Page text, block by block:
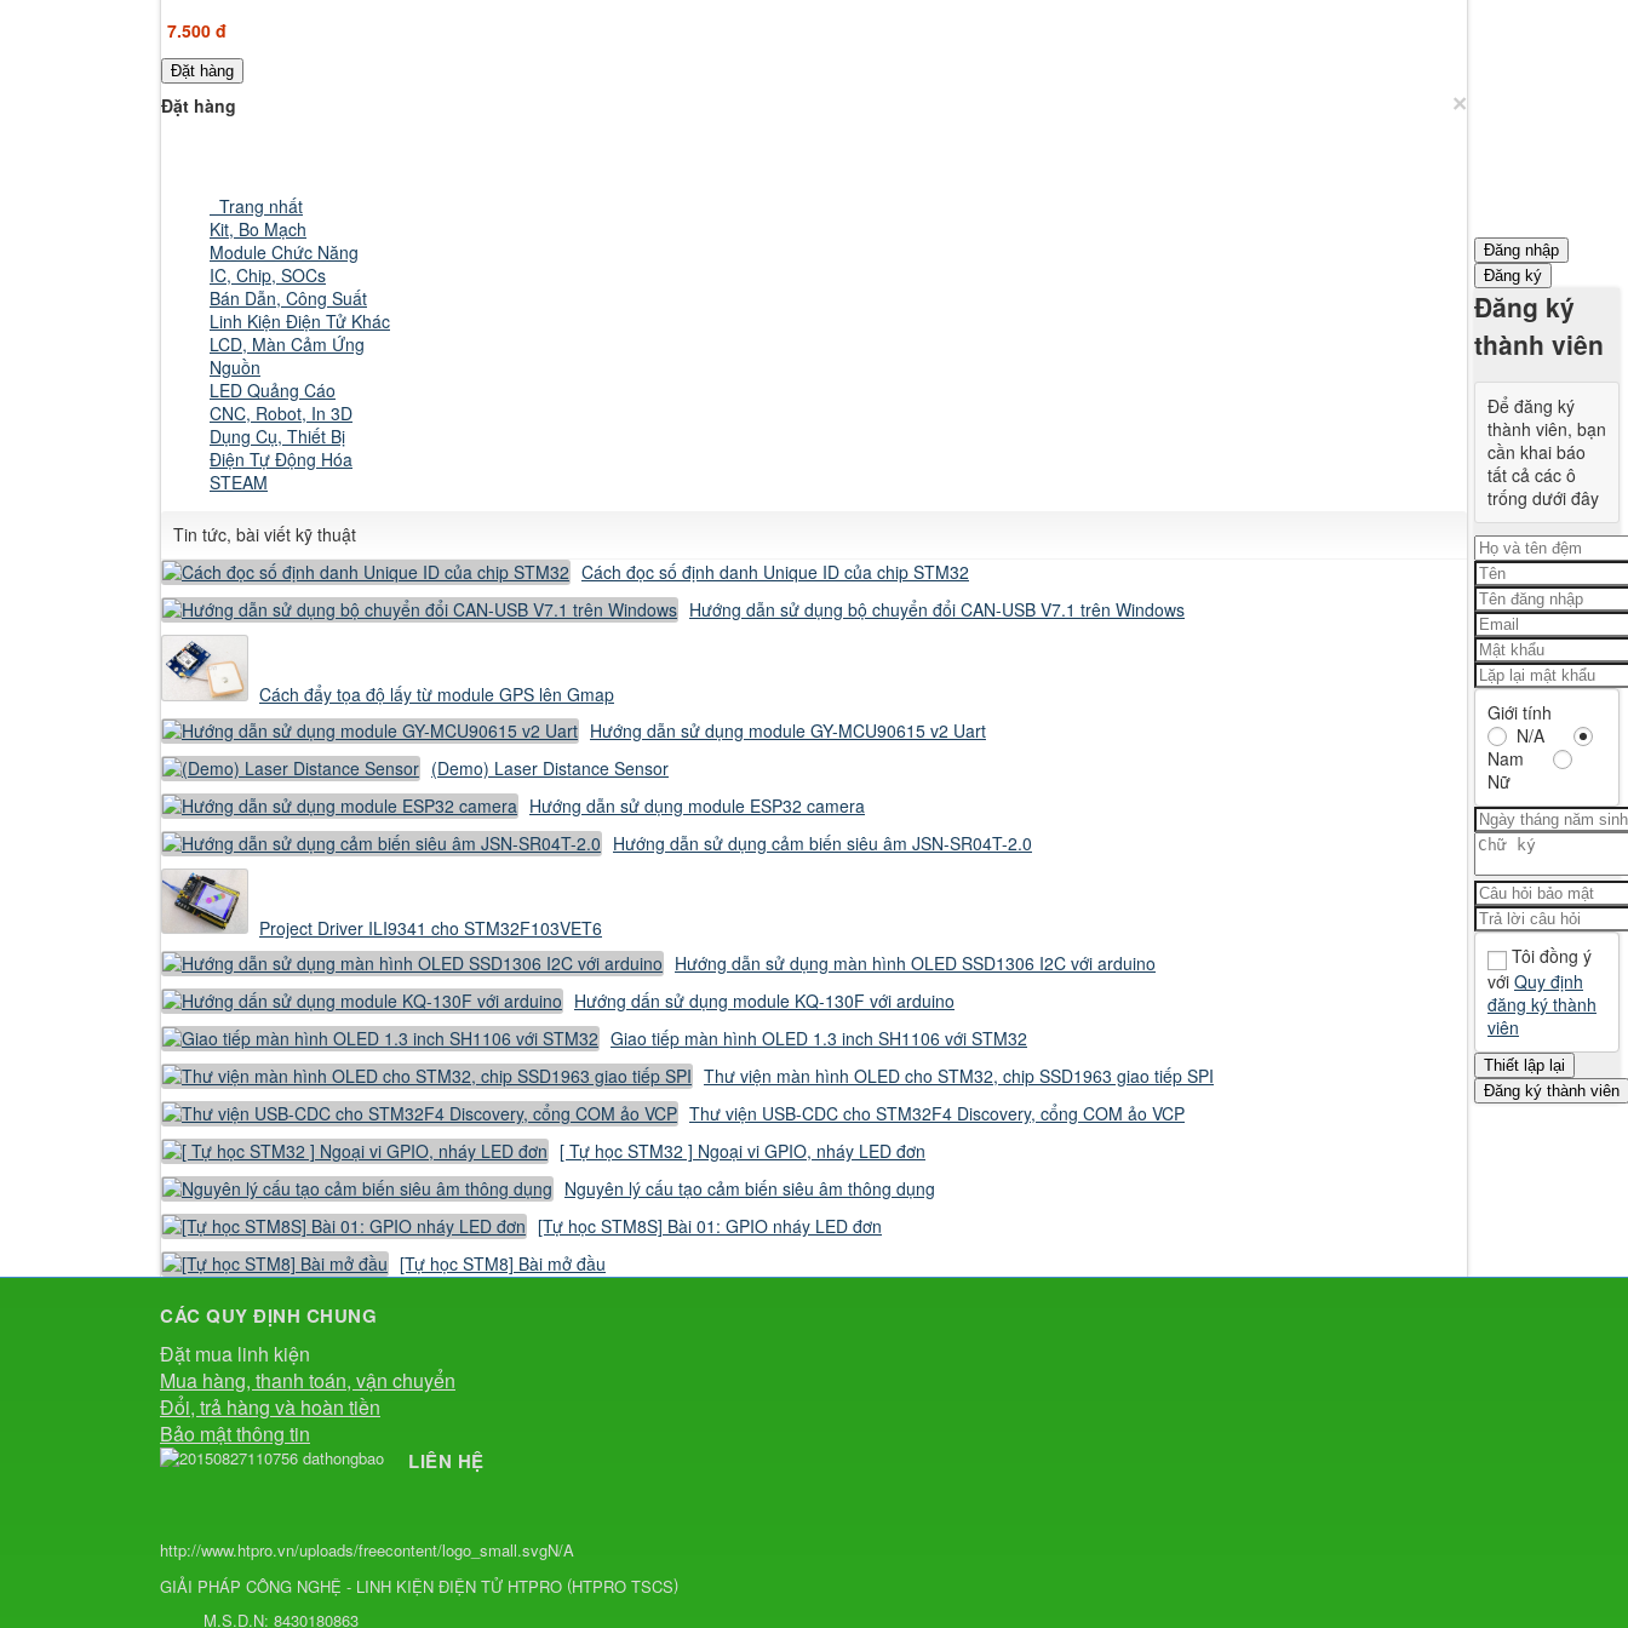
7.500 đ
Đặt hàng
×
Đặt hàng
Trang nhất
Kit, Bo Mạch
Module Chức Năng
IC, Chip, SOCs
Bán Dẫn, Công Suất
Linh Kiện Điện Tử Khác
LCD, Màn Cảm Ứng
Nguồn
LED Quảng Cáo
CNC, Robot, In 3D
Dụng Cụ, Thiết Bị
Điện Tự Động Hóa
STEAM
Tin tức, bài viết kỹ thuật
Cách đọc số định danh Unique ID của chip STM32
Hướng dẫn sử dụng bộ chuyển đổi CAN-USB V7.1 trên Windows
Cách đẩy tọa độ lấy từ module GPS lên Gmap
Hướng dẫn sử dụng module GY-MCU90615 v2 Uart
(Demo) Laser Distance Sensor
Hướng dẫn sử dụng module ESP32 camera
Hướng dẫn sử dụng cảm biến siêu âm JSN-SR04T-2.0
Project Driver ILI9341 cho STM32F103VET6
Hướng dẫn sử dụng màn hình OLED SSD1306 I2C với arduino
Hướng dấn sử dụng module KQ-130F với arduino
Giao tiếp màn hình OLED 1.3 inch SH1106 với STM32
Thư viện màn hình OLED cho STM32, chip SSD1963 giao tiếp SPI
Thư viện USB-CDC cho STM32F4 Discovery, cổng COM ảo VCP
[ Tự học STM32 ] Ngoại vi GPIO, nháy LED đơn
Nguyên lý cấu tạo cảm biến siêu âm thông dụng
[Tự học STM8S] Bài 01: GPIO nháy LED đơn
[Tự học STM8] Bài mở đầu
CÁC QUY ĐỊNH CHUNG
Đặt mua linh kiện
Mua hàng, thanh toán, vận chuyển
Đổi, trả hàng và hoàn tiền
Bảo mật thông tin
LIÊN HỆ
http://www.htpro.vn/uploads/freecontent/logo_small.svgN/A
GIẢI PHÁP CÔNG NGHỆ - LINH KIỆN ĐIỆN TỬ HTPRO (HTPRO TSCS)
M.S.D.N: 8430180863
Đăng nhập
Đăng ký
Đăng ký
thành viên
Để đăng ký
thành viên, bạn
cần khai báo
tất cả các ô
trống dưới đây
Giới tính
N/A
Nam
Nữ
Tôi đồng ý
với Quy định
đăng ký thành
viên